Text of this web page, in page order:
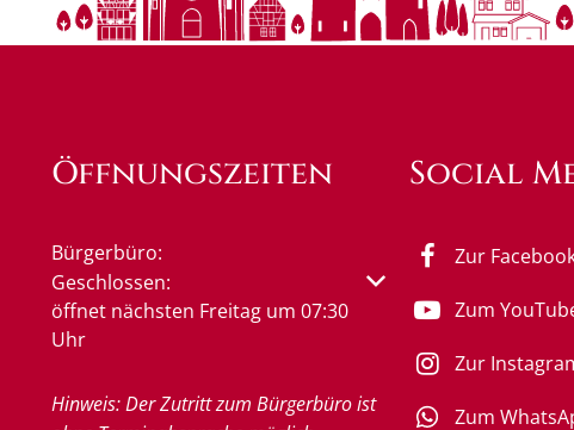
Öffnungszeiten
Bürgerbüro:
Klicken, um weitere Öffnungs- oder Schließzeiten
Geschlossen:
öffnet nächsten Freitag um 07:30
Uhr
Hinweis: Der Zutritt zum Bürgerbüro ist
Social
Zur
Zum
Zur
Zum